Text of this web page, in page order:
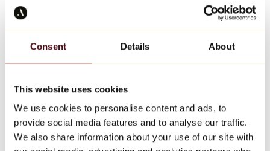
Consent Details About
This website uses cookies
We use cookies to personalise content and ads, to
provide social media features and to analyse our traffic.
We also share information about your use of our site with
Keith Haring
Tutti i designer
Opera della settimana